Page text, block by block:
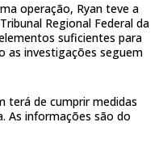
operação, Ryan teve a
Regional Federal da
suficientes para
as investigações seguem
terá de cumprir medidas
As informações são do